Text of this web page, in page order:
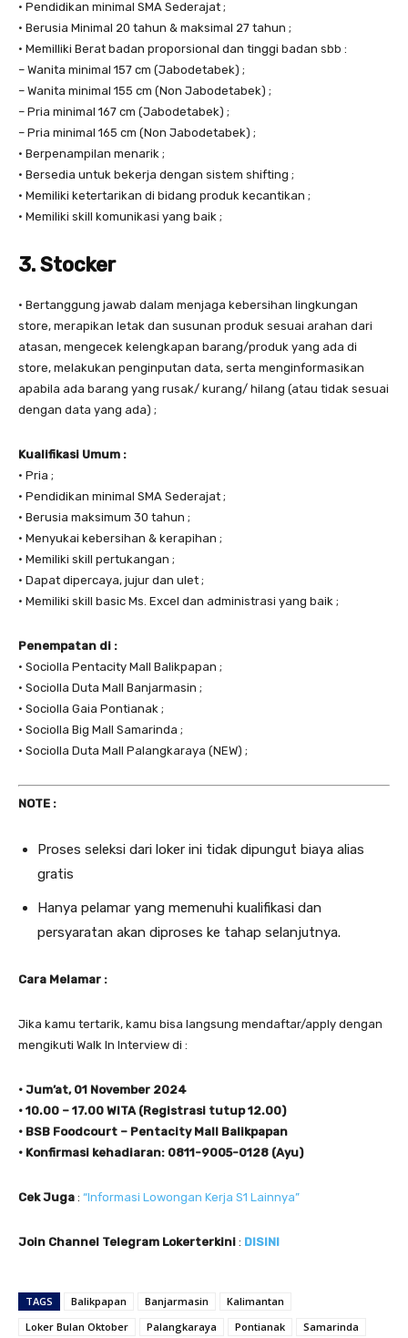
• Pendidikan minimal SMA Sederajat ;
• Berusia Minimal 20 tahun & maksimal 27 tahun ;
• Memilliki Berat badan proporsional dan tinggi badan sbb :
– Wanita minimal 157 cm (Jabodetabek) ;
– Wanita minimal 155 cm (Non Jabodetabek) ;
– Pria minimal 167 cm (Jabodetabek) ;
– Pria minimal 165 cm (Non Jabodetabek) ;
• Berpenampilan menarik ;
• Bersedia untuk bekerja dengan sistem shifting ;
• Memiliki ketertarikan di bidang produk kecantikan ;
• Memiliki skill komunikasi yang baik ;
3. Stocker
• Bertanggung jawab dalam menjaga kebersihan lingkungan
store, merapikan letak dan susunan produk sesuai arahan dari
atasan, mengecek kelengkapan barang/produk yang ada di
store, melakukan penginputan data, serta menginformasikan
apabila ada barang yang rusak/ kurang/ hilang (atau tidak sesuai
dengan data yang ada) ;
Kualifikasi Umum :
• Pria ;
• Pendidikan minimal SMA Sederajat ;
• Berusia maksimum 30 tahun ;
• Menyukai kebersihan & kerapihan ;
• Memiliki skill pertukangan ;
• Dapat dipercaya, jujur dan ulet ;
• Memiliki skill basic Ms. Excel dan administrasi yang baik ;
Penempatan di :
• Sociolla Pentacity Mall Balikpapan ;
• Sociolla Duta Mall Banjarmasin ;
• Sociolla Gaia Pontianak ;
• Sociolla Big Mall Samarinda ;
• Sociolla Duta Mall Palangkaraya (NEW) ;
NOTE :
Proses seleksi dari loker ini tidak dipungut biaya alias
gratis
Hanya pelamar yang memenuhi kualifikasi dan
persyaratan akan diproses ke tahap selanjutnya.
Cara Melamar :
Jika kamu tertarik, kamu bisa langsung mendaftar/apply dengan
mengikuti Walk In Interview di :
• Jum’at, 01 November 2024
• 10.00 – 17.00 WITA (Registrasi tutup 12.00)
• BSB Foodcourt – Pentacity Mall Balikpapan
• Konfirmasi kehadiaran: 0811-9005-0128 (Ayu)
Cek Juga : “Informasi Lowongan Kerja S1 Lainnya”
Join Channel Telegram Lokerterkini : DISINI
TAGS Balikpapan Banjarmasin
Kalimantan
Loker Bulan Oktober
Palangkaraya Pontianak Samarinda